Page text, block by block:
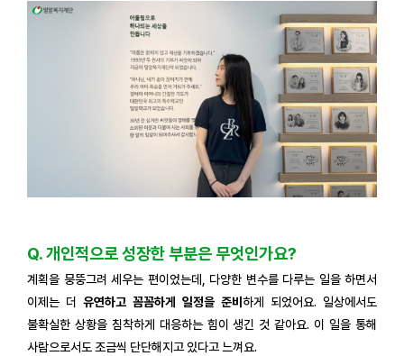
Q. 개인적으로 성장한 부분은 무엇인가요?
계획을 뭉뚱그려 세우는 편이었는데, 다양한 변수를 다루는 일을 하면서
이제는 더 유연하고 꼼꼼하게 일정을 준비 하게 되었어요. 일상에서도
불확실한 상황을 침착하게 대응하는 힘이 생긴 것 같아요. 이 일을 통해
사람으로서도 조금씩 단단해지고 있다고 느껴요.